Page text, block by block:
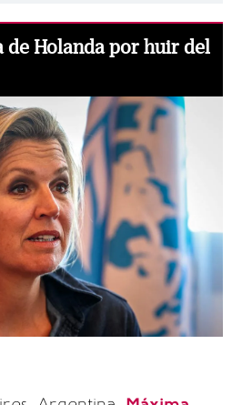
de Holanda por huir del